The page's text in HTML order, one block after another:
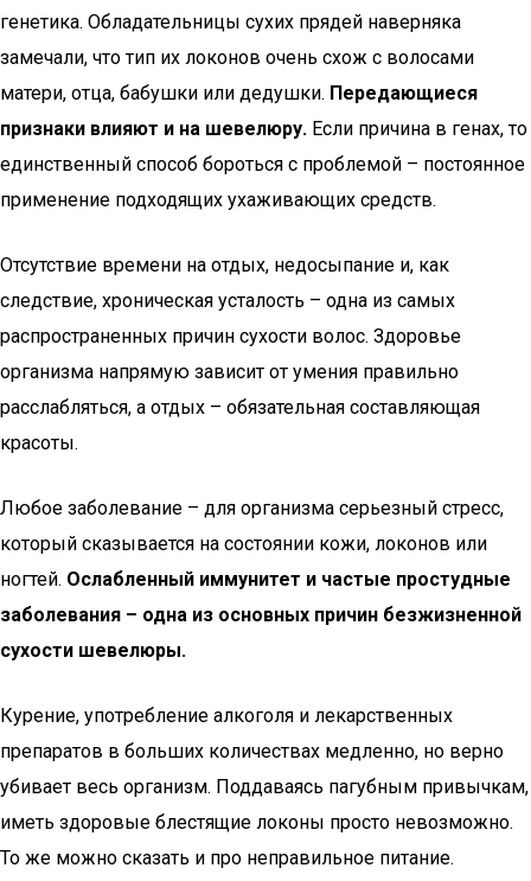
генетика. Обладательницы сухих прядей наверняка
замечали, что тип их локонов очень схож с волосами
матери, отца, бабушки или дедушки. Передающиеся
признаки влияют и на шевелюру. Если причина в генах, то
единственный способ бороться с проблемой – постоянное
применение подходящих ухаживающих средств.
Отсутствие времени на отдых, недосыпание и, как
следствие, хроническая усталость – одна из самых
распространенных причин сухости волос. Здоровье
организма напрямую зависит от умения правильно
расслабляться, а отдых – обязательная составляющая
красоты.
Любое заболевание – для организма серьезный стресс,
который сказывается на состоянии кожи, локонов или
ногтей. Ослабленный иммунитет и частые простудные
заболевания – одна из основных причин безжизненной
сухости шевелюры.
Курение, употребление алкоголя и лекарственных
препаратов в больших количествах медленно, но верно
убивает весь организм. Поддаваясь пагубным привычкам,
иметь здоровые блестящие локоны просто невозможно.
То же можно сказать и про неправильное питание.